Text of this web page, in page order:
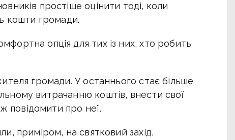
простіше оцінити тоді, коли
кошти громади.
опція для тих із них, хто робить
громади. У останнього стає більше
витрачанню коштів, внести свої
ж повідомити про неї.
приміром, на святковий захід,